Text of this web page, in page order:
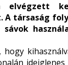
A társaság